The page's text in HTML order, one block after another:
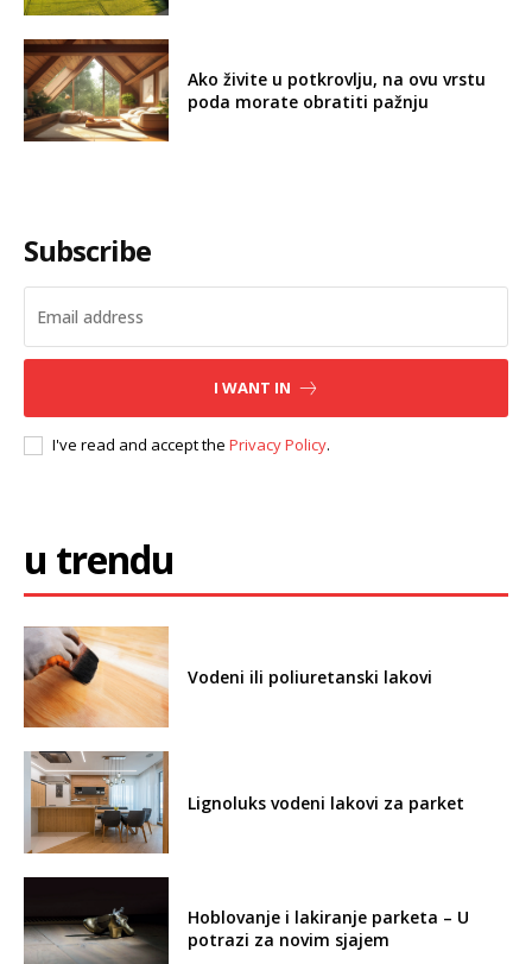
Ako živite u potkrovlju, na ovu vrstu
poda morate obratiti pažnju
Subscribe
I WANT IN
I've read and accept the Privacy Policy.
u trendu
Vodeni ili poliuretanski lakovi
Lignoluks vodeni lakovi za parket
Hoblovanje i lakiranje parketa – U
potrazi za novim sjajem